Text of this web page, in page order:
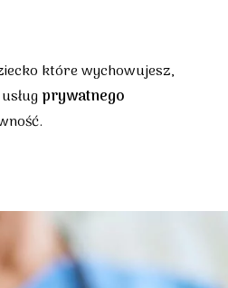
które wychowujesz,
prywatnego